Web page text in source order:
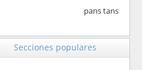
pans tans
Secciones populares